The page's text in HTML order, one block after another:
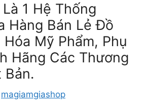
1 Hệ Thống
Hàng Bán Lẻ Đồ
Hóa Mỹ Phẩm, Phụ
Hãng Các Thương
Bản.
magiamgiashop